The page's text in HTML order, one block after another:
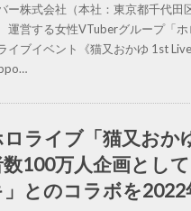
ー株式会社（本社：東京都千代田
運営する女性VTuberグループ「
イブイベント《猫又おかゆ 1st
ロライブ「猫又おか
100万人企画とし
」とのコラボを2022